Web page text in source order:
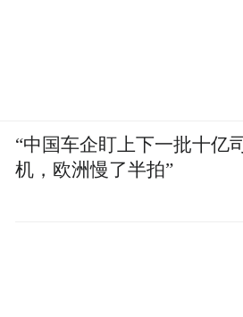
“中国车企盯上下一批十亿司
机，欧洲慢了半拍”